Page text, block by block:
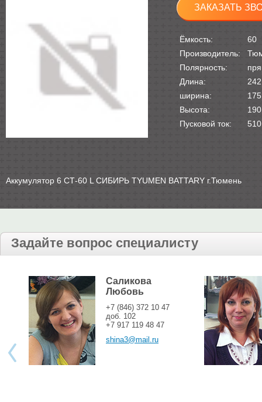
ЗАКАЗАТЬ
Ёмкость:
60
Производитель:
Полярность:
Длина:
242
ширина:
175
Высота:
190
Пусковой ток:
510
Аккумулятор 6 СТ-60 L СИБИРЬ TYUMEN BATTARY г.Тюмень
Задайте вопрос специалисту
Саликова
Любовь
+7 (846) 372 10 47
доб. 102
+7 917 119 48 47
shina3@mail.ru